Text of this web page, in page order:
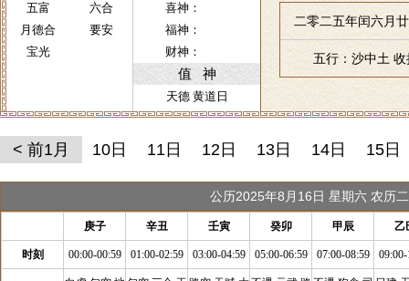
五富
六合
月德合
要安
宝光
喜神：
福神：
财神：
值 神
天德 黄道日
二零二五年闰六月
五行：沙中土
< 前1月 10日 11日 12日 13日 14日 15日
公历2025年8月16日 星期六 农历
庚子 辛丑 壬寅 癸卯 甲辰 乙
时刻 00:00-00:59 01:00-02:59 03:00-04:59 05:00-06:59 07:00-08:59